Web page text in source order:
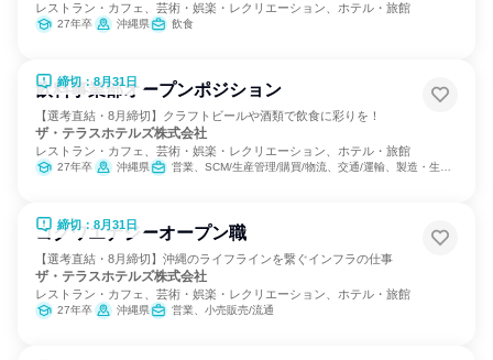
レストラン・カフェ、芸術・娯楽・レクリエーション、ホテル・旅館
27年卒 沖縄県 飲食
締切：8月31日
飲料事業部オープンポジション
【選考直結・8月締切】クラフトビールや酒類で飲食に彩りを！
ザ・テラスホテルズ株式会社
レストラン・カフェ、芸術・娯楽・レクリエーション、ホテル・旅館
27年卒 沖縄県 営業、SCM/生産管理/購買/物流、交通/運輸、製造・生産工程
締切：8月31日
コクワエナジーオープン職
【選考直結・8月締切】沖縄のライフラインを繋ぐインフラの仕事
ザ・テラスホテルズ株式会社
レストラン・カフェ、芸術・娯楽・レクリエーション、ホテル・旅館
27年卒 沖縄県 営業、小売販売/流通